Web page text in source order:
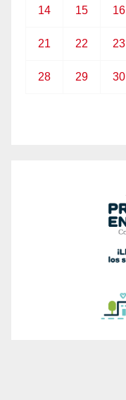
14 15 16
21 22 23
28 29 30